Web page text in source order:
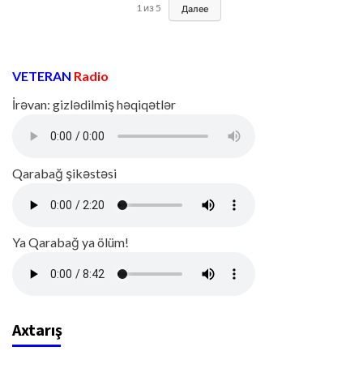
1 из 5 Далее
VETERAN Radio
İrəvan: gizlədilmiş həqiqətlər
Qarabağ şikəstəsi
Ya Qarabağ ya ölüm!
Axtarış